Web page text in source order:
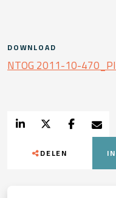
DOWNLOAD
NTOG 2011-10-
DELEN